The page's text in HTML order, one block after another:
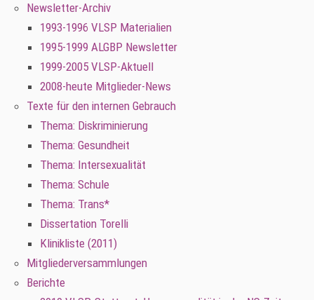
Newsletter-Archiv
1993-1996 VLSP Materialien
1995-1999 ALGBP Newsletter
1999-2005 VLSP-Aktuell
2008-heute Mitglieder-News
Texte für den internen Gebrauch
Thema: Diskriminierung
Thema: Gesundheit
Thema: Intersexualität
Thema: Schule
Thema: Trans*
Dissertation Torelli
Klinikliste (2011)
Mitgliederversammlungen
Berichte